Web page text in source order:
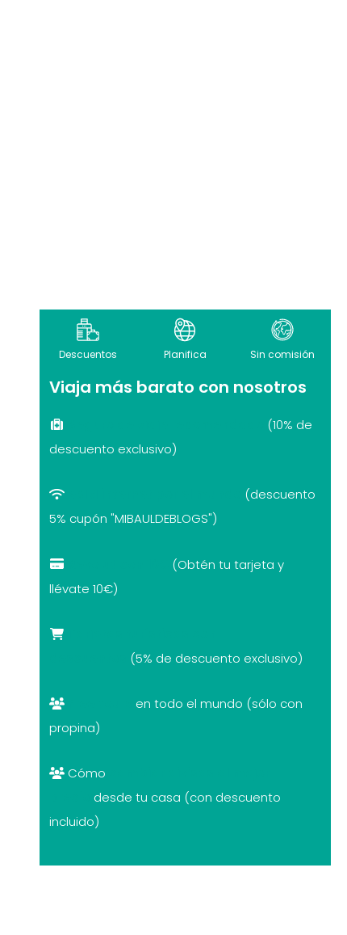
Descuentos Planifica Sin comisión
Viaja más barato con nosotros
(10% de
descuento exclusivo)
(descuento
5% cupón "MIBAULDEBLOGS")
(Obtén tu tarjeta y
llévate 10€)
(5% de descuento exclusivo)
en todo el mundo (sólo con
propina)
Cómo
desde tu casa (con descuento
incluido)